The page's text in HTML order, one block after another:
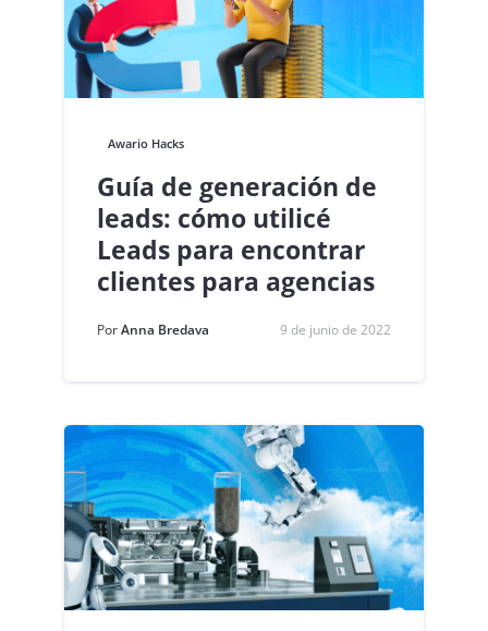
Awario Hacks
Guía de generación de
leads: cómo utilicé
Leads para encontrar
clientes para agencias
PorAnna Bredava 9 de junio de 2022